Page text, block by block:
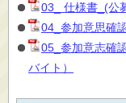
03_ 仕様書_(公
04_参加意思確
05_参加意志確
バイト）